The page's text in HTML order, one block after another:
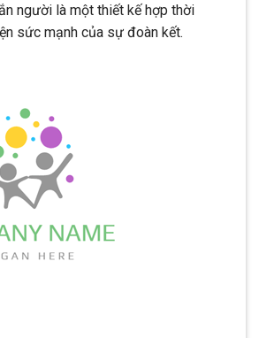
người là một thiết kế hợp thời
sức mạnh của sự đoàn kết.